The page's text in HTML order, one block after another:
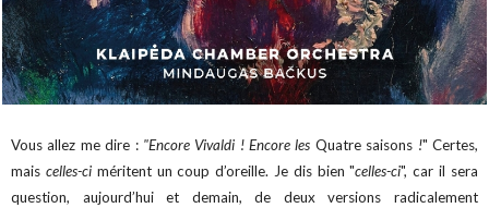
Vous allez me dire : "Encore Vivaldi ! Encore les Quatre saisons !" Certes,
mais celles-ciméritent un coup d’oreille. Je dis bien "celles-ci", car il sera
question, aujourd’hui et demain, de deux versions radicalement